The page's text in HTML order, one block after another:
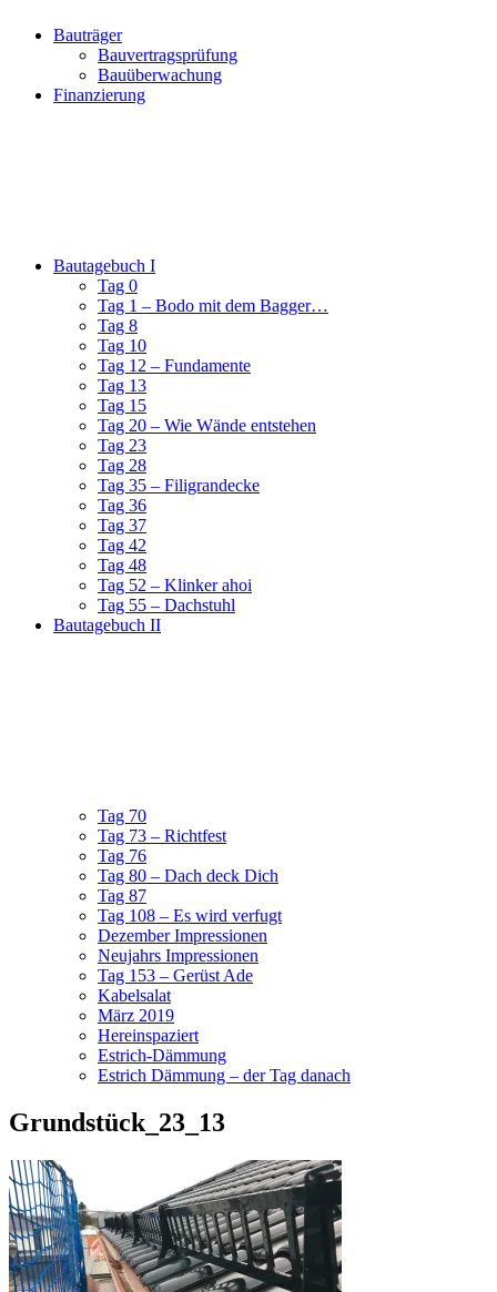
Bauträger
Bauvertragsprüfung
Bauüberwachung
Finanzierung
Bautagebuch I
Tag 0
Tag 1 – Bodo mit dem Bagger…
Tag 8
Tag 10
Tag 12 – Fundamente
Tag 13
Tag 15
Tag 20 – Wie Wände entstehen
Tag 23
Tag 28
Tag 35 – Filigrandecke
Tag 36
Tag 37
Tag 42
Tag 48
Tag 52 – Klinker ahoi
Tag 55 – Dachstuhl
Bautagebuch II
Tag 70
Tag 73 – Richtfest
Tag 76
Tag 80 – Dach deck Dich
Tag 87
Tag 108 – Es wird verfugt
Dezember Impressionen
Neujahrs Impressionen
Tag 153 – Gerüst Ade
Kabelsalat
März 2019
Hereinspaziert
Estrich-Dämmung
Estrich Dämmung – der Tag danach
Grundstück_23_13